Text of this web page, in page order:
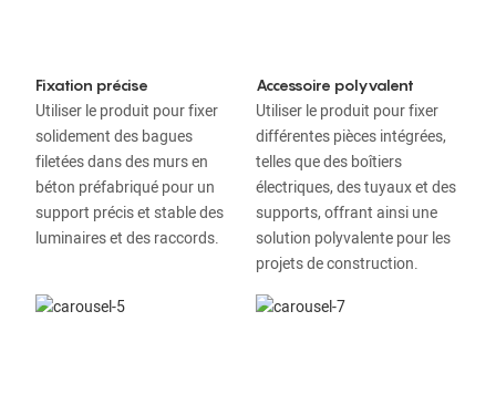
Fixation précise
Utiliser le produit pour fixer
solidement des bagues
filetées dans des murs en
béton préfabriqué pour un
support précis et stable des
luminaires et des raccords.
Accessoire polyvalent
Utiliser le produit pour fixer
différentes pièces intégrées,
telles que des boîtiers
électriques, des tuyaux et des
supports, offrant ainsi une
solution polyvalente pour les
projets de construction.